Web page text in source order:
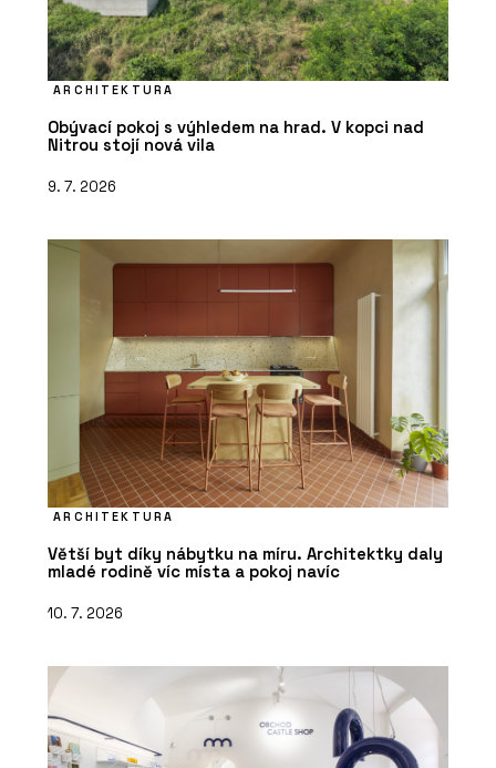
ARCHITEKTURA
Obývací pokoj s výhledem na hrad. V kopci nad
Nitrou stojí nová vila
9. 7. 2026
ARCHITEKTURA
Větší byt díky nábytku na míru. Architektky daly
mladé rodině víc místa a pokoj navíc
10. 7. 2026